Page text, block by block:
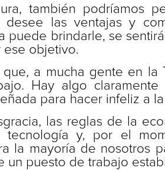
también podríamos
desee las ventajas y
puede brindarle, se
ese objetivo.
a mucha gente en la
Hay algo
para hacer infeliz a
las reglas de la
y, por el
la mayoría de nosotros
un puesto de trabajo